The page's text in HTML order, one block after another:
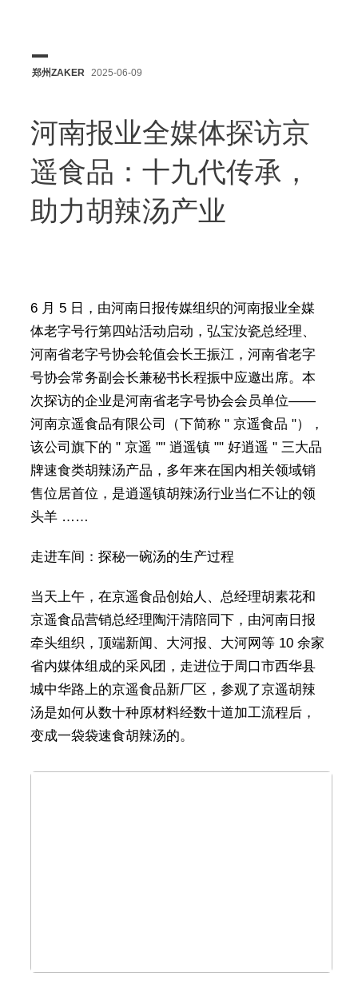
郑州ZAKER 2025-06-09
河南报业全媒体探访京
遥食品：十九代传承，
助力胡辣汤产业
6 月 5 日，由河南日报传媒组织的河南报业全媒
体老字号行第四站活动启动，弘宝汝瓷总经理、
河南省老字号协会轮值会长王振江，河南省老字
号协会常务副会长兼秘书长程振中应邀出席。本
次探访的企业是河南省老字号协会会员单位——
河南京遥食品有限公司（下简称 " 京遥食品 "），
该公司旗下的 " 京遥 "" 逍遥镇 "" 好逍遥 " 三大品
牌速食类胡辣汤产品，多年来在国内相关领域销
售位居首位，是逍遥镇胡辣汤行业当仁不让的领
头羊 ……
走进车间：探秘一碗汤的生产过程
当天上午，在京遥食品创始人、总经理胡素花和
京遥食品营销总经理陶汗清陪同下，由河南日报
牵头组织，顶端新闻、大河报、大河网等 10 余家
省内媒体组成的采风团，走进位于周口市西华县
城中华路上的京遥食品新厂区，参观了京遥胡辣
汤是如何从数十种原材料经数十道加工流程后，
变成一袋袋速食胡辣汤的。